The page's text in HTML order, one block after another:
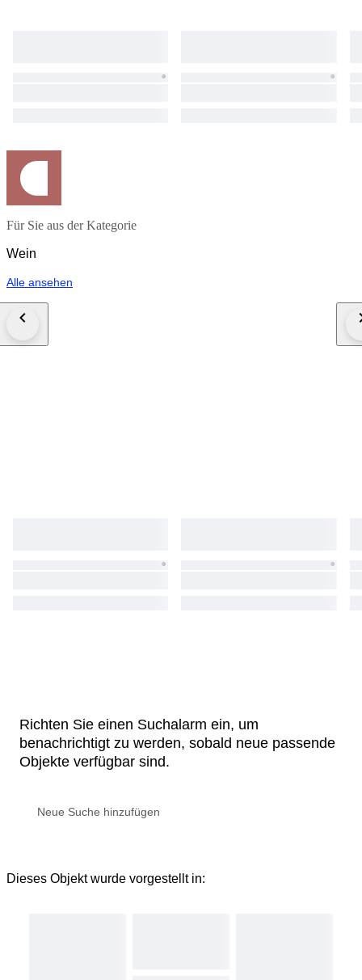
Für Sie aus der Kategorie
Wein
Alle ansehen
Richten Sie einen Suchalarm ein, um
benachrichtigt zu werden, sobald neue passende
Objekte verfügbar sind.
Dieses Objekt wurde vorgestellt in: